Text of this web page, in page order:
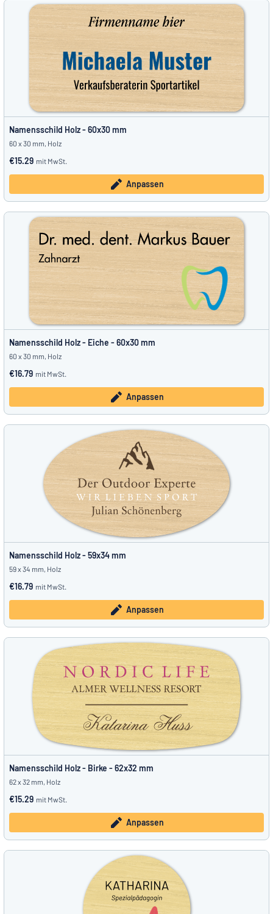
Namensschild Holz - 60x30 mm
60 x 30 mm, Holz
€15.29 mit MwSt.
Anpassen
Namensschild Holz - Eiche - 60x30 mm
60 x 30 mm, Holz
€16.79 mit MwSt.
Anpassen
Namensschild Holz - 59x34 mm
59 x 34 mm, Holz
€16.79 mit MwSt.
Anpassen
Namensschild Holz - Birke - 62x32 mm
62 x 32 mm, Holz
€15.29 mit MwSt.
Anpassen